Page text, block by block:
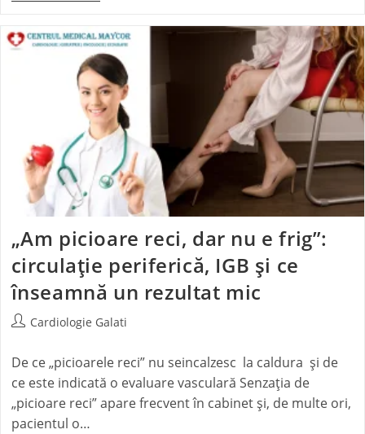
„Am picioare reci, dar nu e frig”:
circulație periferică, IGB și ce
înseamnă un rezultat mic
Cardiologie Galati
De ce „picioarele reci” nu seincalzesc la caldura și de
ce este indicată o evaluare vasculară Senzația de
„picioare reci” apare frecvent în cabinet și, de multe ori,
pacientul o…